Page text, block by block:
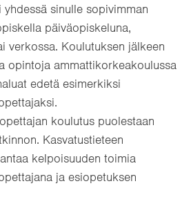
yhdessä sinulle sopivimman
päiväopiskeluna,
verkossa. Koulutuksen jälkeen
opintoja ammattikorkeakoulussa
edetä esimerkiksi
koulutus puolestaan
Kasvatustieteen
kelpoisuuden toimia
ja esiopetuksen